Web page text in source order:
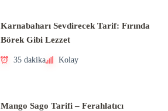
Karnabaharı Sevdirecek Tarif: Fırında
Börek Gibi Lezzet
35 dakika Kolay
Mango Sago Tarifi – Ferahlatıcı